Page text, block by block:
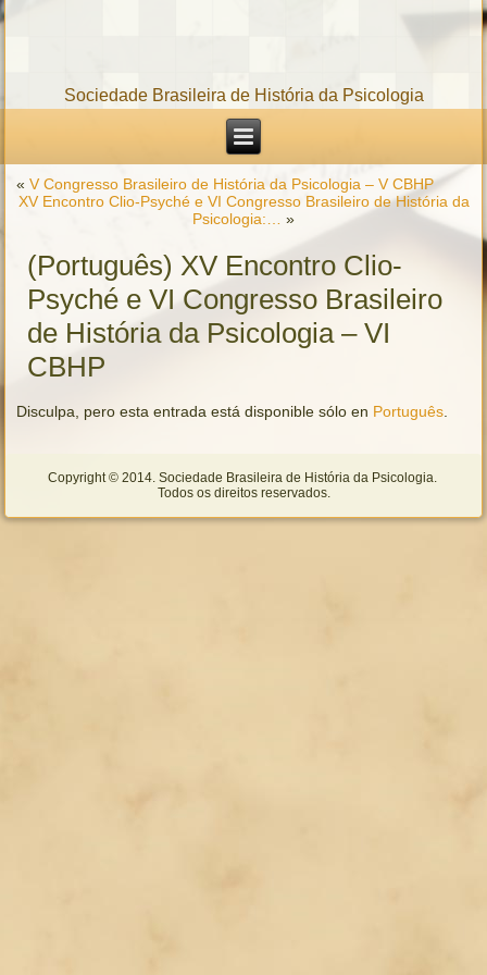
Sociedade Brasileira de História da Psicologia
«V Congresso Brasileiro de História da Psicologia – V CBHP
XV Encontro Clio-Psyché e VI Congresso Brasileiro de História da
Psicologia:…
»
(Português) XV Encontro Clio-
Psyché e VI Congresso Brasileiro
de História da Psicologia – VI
CBHP
Disculpa, pero esta entrada está disponible sólo en Português
Copyright © 2014. Sociedade Brasileira de História da Psicologia.
Todos os direitos reservados.